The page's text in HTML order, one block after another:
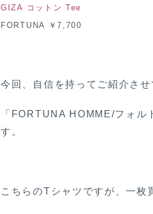
ツ
材の
コット
ラン
クと
GIZA コットン Tee
FORTUNA ￥7,700
今回、自信を持ってご紹介さ
「FORTUNA HOMME/フォ
す。
こちらのTシャツですが、一枚